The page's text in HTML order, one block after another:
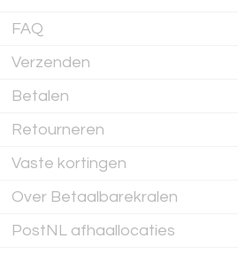
FAQ
Verzenden
Betalen
Retourneren
Vaste kortingen
Over Betaalbarekralen
PostNL afhaallocaties